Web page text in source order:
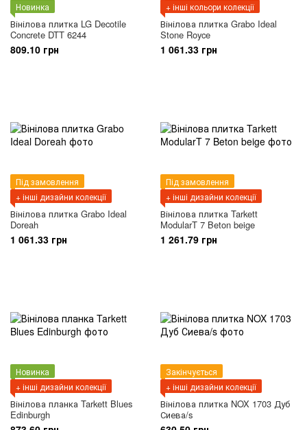
Новинка
Вінілова плитка LG Decotile
Concrete DTT 6244
809.10 грн
+ інші кольори колекції
Вінілова плитка Grabo Ideal
Stone Royce
1 061.33 грн
Під замовлення
+ інші дизайни колекції
Вінілова плитка Grabo Ideal
Doreah
1 061.33 грн
Під замовлення
+ інші дизайни колекції
Вінілова плитка Tarkett
ModularT 7 Beton beige
1 261.79 грн
Новинка
+ інші дизайни колекції
Вінілова планка Tarkett Blues
Edinburgh
Закінчується
+ інші дизайни колекції
Вінілова плитка NOX 1703 Дуб
Сиева/s